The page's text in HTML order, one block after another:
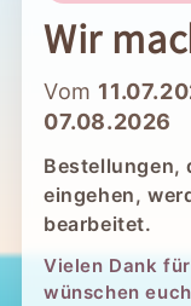
Wir
Vom
07.08.2026
Bestellungen,
eingehen,
bearbeitet.
Vielen Dank
wünschen